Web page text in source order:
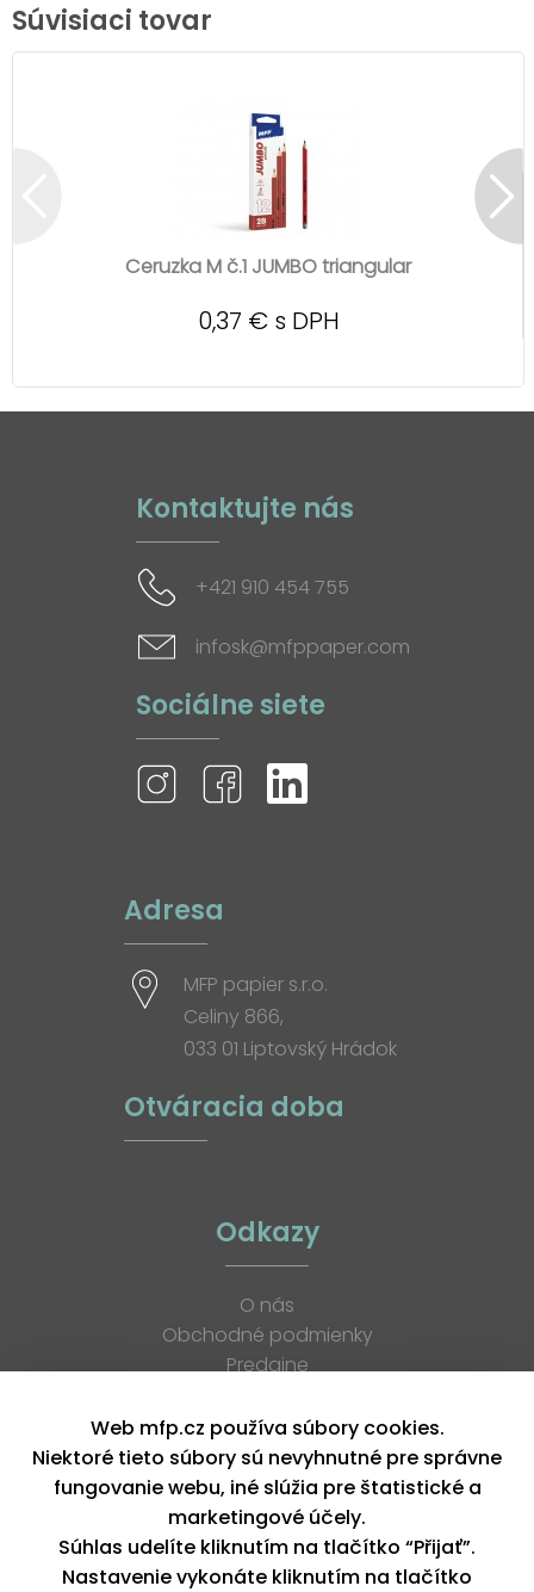
Súvisiaci tovar
Ceruzka M č.1 JUMBO triangular
0,37 € s DPH
Kontaktujte nás
+421 910 454 755
infosk@mfppaper.com
Sociálne siete
Adresa
MFP papier s.r.o.
Celiny 866,
033 01 Liptovský Hrádok
Otváracia doba
Odkazy
O nás
Obchodné podmienky
Predajne
K stiahnutiu
Blog
Kontakt
Kariéra
XML feed
Web mfp.cz používa súbory cookies.
Niektoré tieto súbory sú nevyhnutné pre správne
fungovanie webu, iné slúžia pre štatistické a
marketingové účely.
Súhlas udelíte kliknutím na tlačítko “Přijať”.
Nastavenie vykonáte kliknutím na tlačítko